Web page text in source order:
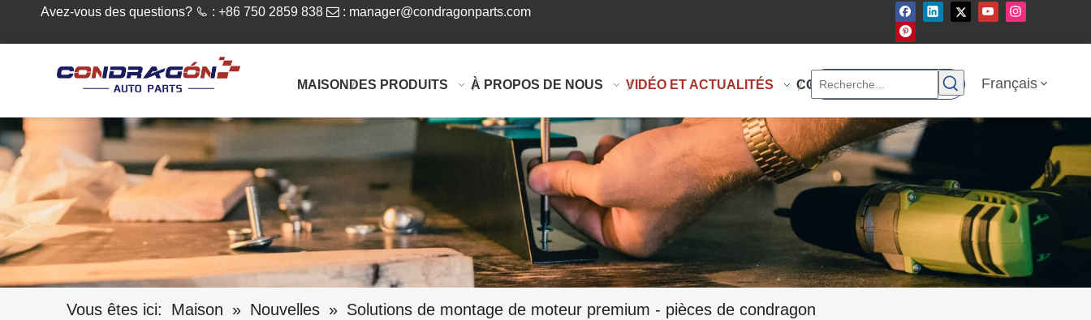
Avez-vous des questions?  : +86 750 2859 838  : manager@condragonparts.com
MAISON DES PRODUITS À PROPOS DE NOUS VIDÉO ET ACTUALITÉS CONTACTEZ-NOUS Français
Vous êtes ici: Maison » Nouvelles » Solutions de montage de moteur premium - pièces de condragon